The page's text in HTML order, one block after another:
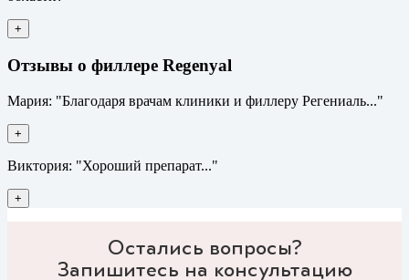
+
Отзывы о филлере Regenyal
Мария: "Благодаря врачам клиники и филлеру Регениаль..."
+
Виктория: "Хороший препарат..."
+
Остались вопросы?
Запишитесь на консультацию